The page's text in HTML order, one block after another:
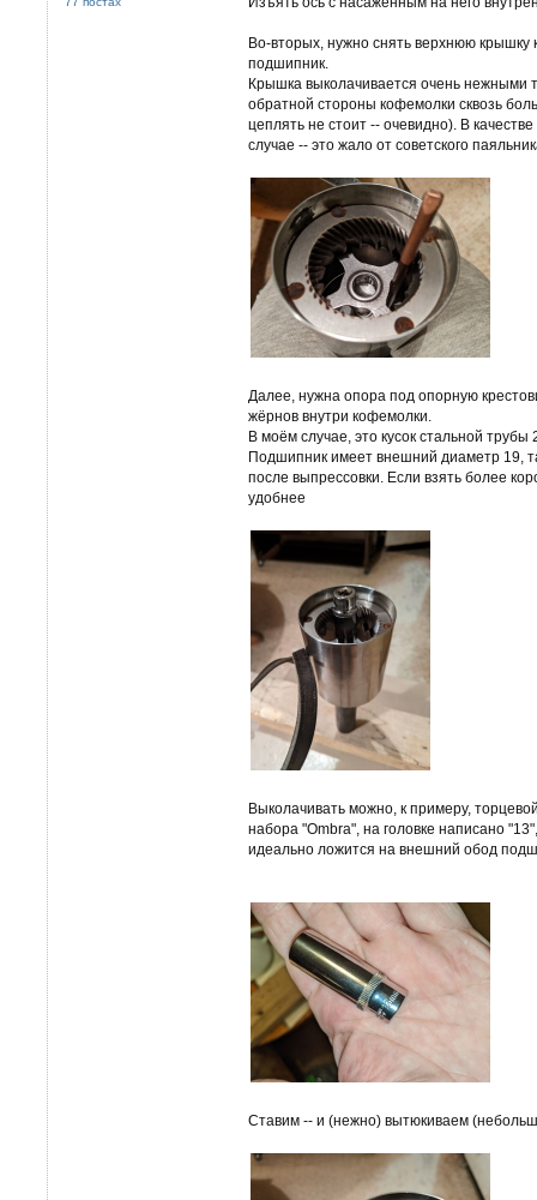
Во-вторых, нужно снять верхнюю
подшипник.
Крышка выколачивается очень нежными
обратной стороны кофемолки сквозь
цеплять не стоит -- очевидно). В
случае -- это жало от советского
Далее, нужна опора под опорную
жёрнов внутри кофемолки.
В моём случае, это кусок стальной
Подшипник имеет внешний диаметр 19,
после выпрессовки. Если взять более
удобнее
Выколачивать можно, к примеру,
набора "Ombra", на головке написано
идеально ложится на внешний обод
Ставим -- и (нежно) вытюкиваем